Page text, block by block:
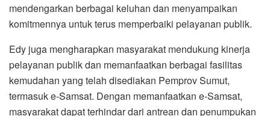
mendengarkan berbagai keluhan dan menyampaikan
komitmennya untuk terus memperbaiki pelayanan publik.
Edy juga mengharapkan masyarakat mendukung kinerja
pelayanan publik dan memanfaatkan berbagai fasilitas
kemudahan yang telah disediakan Pemprov Sumut,
termasuk e-Samsat. Dengan memanfaatkan e-Samsat,
masyarakat dapat terhindar dari antrean dan penumpukan